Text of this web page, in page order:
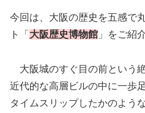
今回は、大阪の歴史を五感で
ト「 大阪歴史博物館 」をご紹
大阪城のすぐ目の前という
近代的な高層ビルの中に一歩
タイムスリップしたかのよう